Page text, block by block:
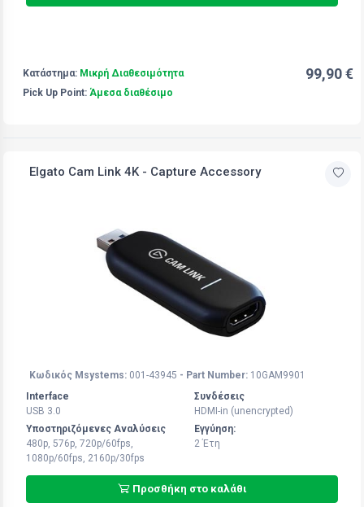
Κατάστημα: Μικρή Διαθεσιμότητα
Pick Up Point: Άμεσα διαθέσιμο
99,90 €
Elgato Cam Link 4K - Capture Accessory
Κωδικός Msystems: 001-43945 - Part Number: 10GAM9901
Interface
USB 3.0
Συνδέσεις
HDMI-in (unencrypted)
Υποστηριζόμενες Αναλύσεις
480p, 576p, 720p/60fps,
1080p/60fps, 2160p/30fps
Εγγύηση:
2 Έτη
Προσθήκη στο καλάθι